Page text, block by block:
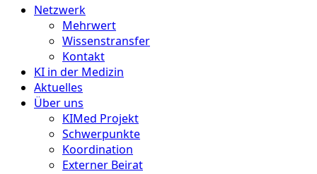
Netzwerk
Mehrwert
Wissenstransfer
Kontakt
KI in der Medizin
Aktuelles
Über uns
KIMed Projekt
Schwerpunkte
Koordination
Externer Beirat